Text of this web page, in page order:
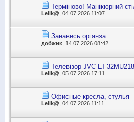
Терміново! Манікюрний
Lelik@ , 04.07.2026 11:07
Занавесь органза
добжик , 14.07.2026 08:42
Телевізор JVC LT-32MU218
Lelik@ , 05.07.2026 17:11
Офисные кресла, стулья
Lelik@ , 04.07.2026 11:11